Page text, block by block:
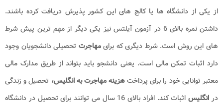
از یکی از دانشگاه ها یا کالج های این کشور پذیرش دریافت کرده باشند.
داشتن نمره بالای 6 در آزمون آیلتس نیز یکی دیگر از مهم ترین پیش شرط
های این روش است. شرط دیگری که برایمهاجرت تحصیلی دانشجویان وجود
دارد اثبات تمکن مالی است. یعنی دانشجو باید بتواند از طریق مدارک مالی
معتبر توانایی خود را برای پرداختهزینه مهاجرت به انگلیس، تحصیل و زندگی
در انگلیس
اثبات کند. افراد بالای 16 سال می توانند برای تحصیل در دانشگاه